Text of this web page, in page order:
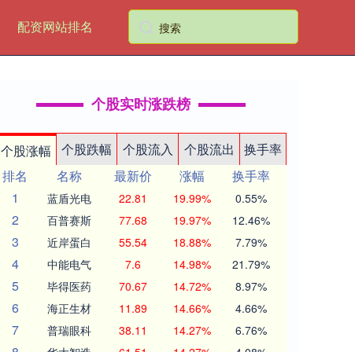
配资网站排名
个股实时涨跌榜
个股涨幅 个股跌幅 个股流入 个股流出
换手率
排名
名称 最新价 涨幅
换手率
1
蓝盾光电 22.81 19.99% 0.55%
2 百普赛斯 77.68 19.97% 12.46%
3 近岸蛋白 55.54 18.88% 7.79%
4 中能电气 7.6 14.98% 21.79%
5 毕得医药 70.67 14.72% 8.97%
6 海正生材 11.89 14.66% 4.66%
7 普瑞眼科 38.11 14.27% 6.76%